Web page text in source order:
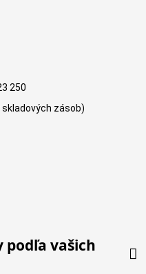
250
zásob)
podľa vašich